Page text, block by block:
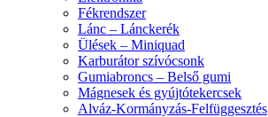
Fékrendszer
Lánc – Lánckerék
Ülések – Miniquad
Karburátor szívócsonk
Gumiabroncs – Belső gumi
Mágnesek és gyújtótekercsek
Alváz-Kormányzás-Felfüggesztés